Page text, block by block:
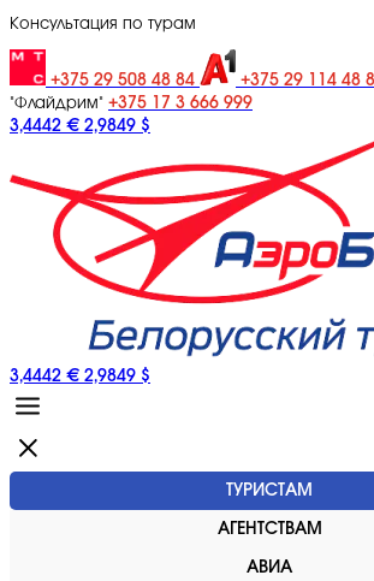
Консультация по турам
+375 29 508 48 84 +375 29 114 48
"Флайдрим" +375 17 3 666 999
3,4442 € 2,9849 $
3,4442 € 2,9849 $
ТУРИСТАМ
АГЕНТСТВАМ
АВИА